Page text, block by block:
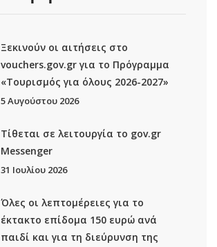
Ξεκινούν οι αιτήσεις στο
vouchers.gov.gr για το Πρόγραμμα
«Τουρισμός για όλους 2026-2027»
5 Αυγούστου 2026
Τίθεται σε λειτουργία το gov.gr
Μessenger
31 Ιουλίου 2026
Όλες οι λεπτομέρειες για το
έκτακτο επίδομα 150 ευρώ ανά
παιδί και για τη διεύρυνση της